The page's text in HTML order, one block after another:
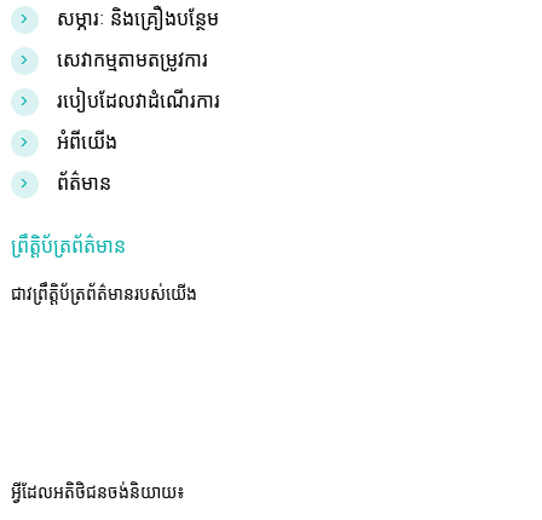
> សម្ភារៈ និងគ្រឿងបន្ថែម
> សេវាកម្មតាមតម្រូវការ
> របៀបដែលវាដំណើរការ
> អំពីយើង
> ព័ត៌មាន
ព្រឹត្តិប័ត្រព័ត៌មាន
ជាវព្រឹត្តិប័ត្រព័ត៌មានរបស់យើង
អ្វីដែលអតិថិជនចង់និយាយ៖